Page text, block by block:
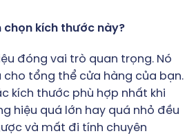
chọn kích thước này?
đóng vai trò quan trọng. Nó
cho tổng thể cửa hàng của bạn.
kích thước phù hợp nhất khi
hiệu quá lớn hay quá nhỏ đều
và mất đi tính chuyên